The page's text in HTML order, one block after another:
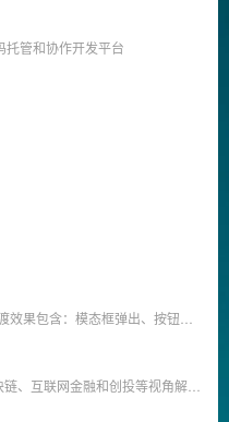
托管和协作开发平台